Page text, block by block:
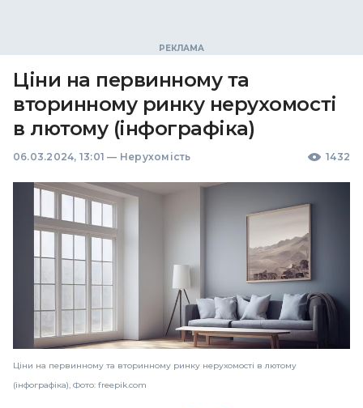
Ціни на первинному та
вторинному ринку нерухомості
в лютому (інфографіка)
06.03.2024, 13:01 — Нерухомість 1432
Ціни на первинному та вторинному ринку нерухомості в лютому
(інфографіка), Фото: freepik.com